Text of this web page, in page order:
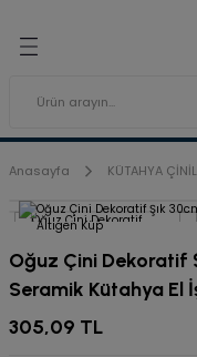
Porselen Boyaları (Toz
Boyaları
Kabartma Boyaları
Tabaklar
Anasayfa KÜTAHYA
Oğuz Çini Dekoratif
Seramik Kütahya El
305,09 TL